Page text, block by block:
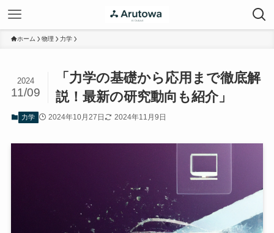
ホーム 物理 力学
「力学の基礎から応用まで徹底解
説！最新の研究動向も紹介」
2024
11/09
力学 2024年10月27日 2024年11月9日